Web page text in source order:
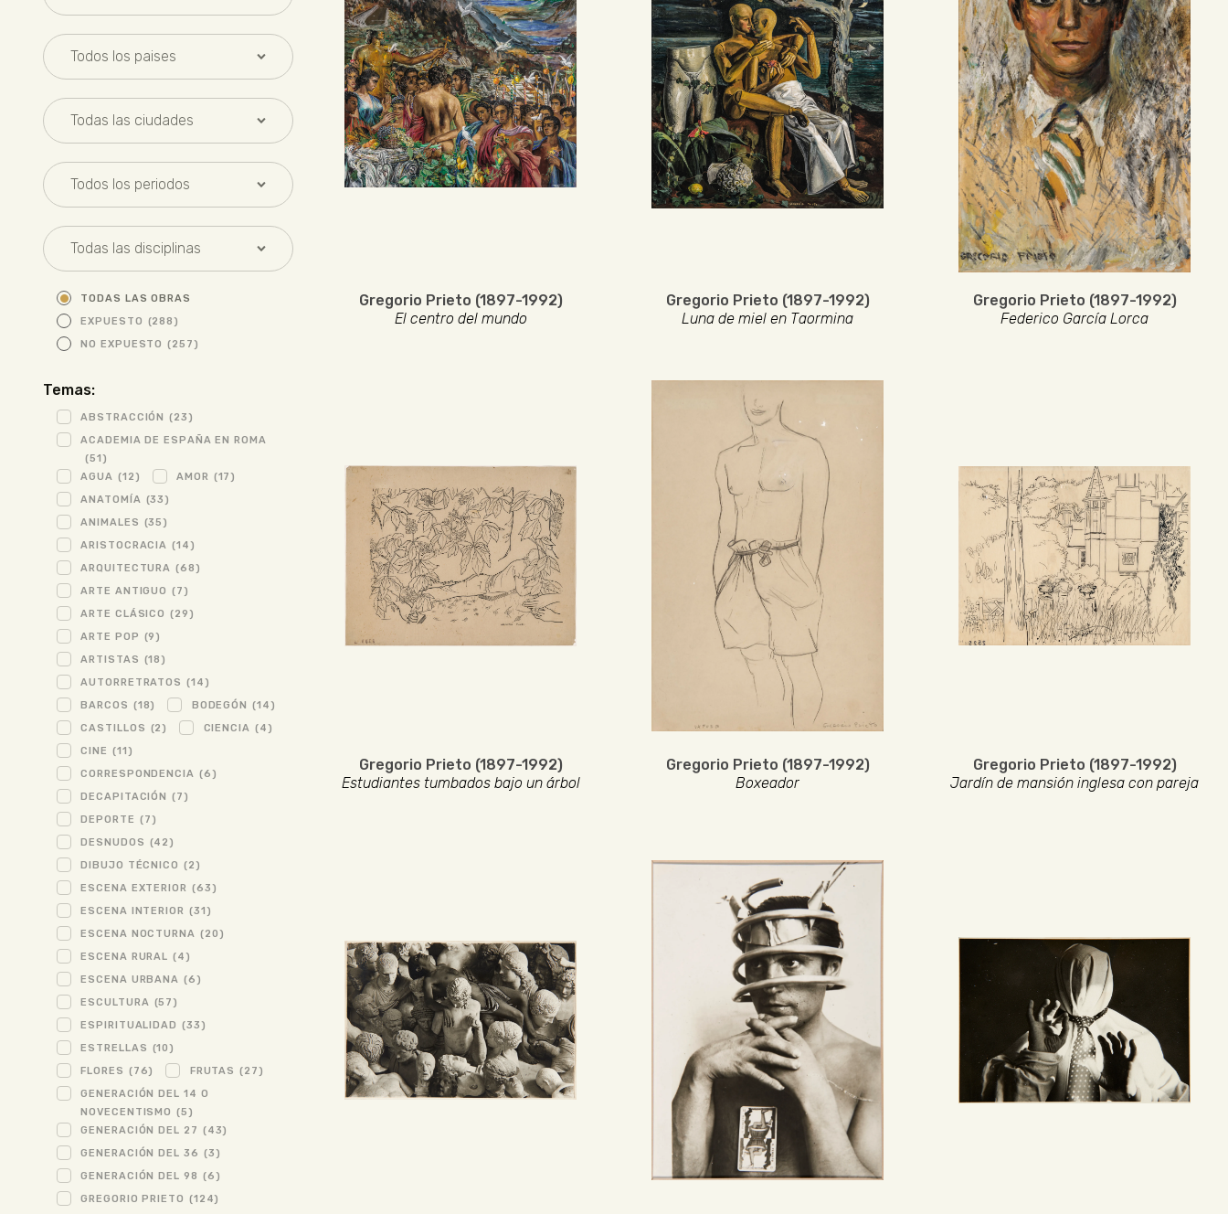
TODAS LAS OBRAS
EXPUESTO (288)
NO EXPUESTO (257)
Temas:
ABSTRACCIÓN (23)
ACADEMIA DE ESPAÑA EN ROMA
(51)
AGUA (12) AMOR (17)
ANATOMÍA (33)
ANIMALES (35)
ARISTOCRACIA (14)
ARQUITECTURA (68)
ARTE ANTIGUO (7)
ARTE CLÁSICO (29)
ARTE POP (9)
ARTISTAS (18)
AUTORRETRATOS (14)
BARCOS (18) BODEGÓN (14)
CASTILLOS (2) CIENCIA (4)
CINE (11)
CORRESPONDENCIA (6)
DECAPITACIÓN (7)
DEPORTE (7)
DESNUDOS (42)
DIBUJO TÉCNICO (2)
ESCENA EXTERIOR (63)
ESCENA INTERIOR (31)
ESCENA NOCTURNA (20)
ESCENA RURAL (4)
ESCENA URBANA (6)
ESCULTURA (57)
ESPIRITUALIDAD (33)
ESTRELLAS (10)
FLORES (76) FRUTAS (27)
GENERACIÓN DEL 14 O
NOVECENTISMO (5)
GENERACIÓN DEL 27 (43)
GENERACIÓN DEL 36 (3)
GENERACIÓN DEL 98 (6)
GREGORIO PRIETO (124)
Gregorio Prieto (1897-1992)
El centro del mundo
Gregorio Prieto (1897-1992)
Luna de miel en Taormina
Gregorio Prieto (1897-1992)
Federico García Lorca
Gregorio Prieto (1897-1992)
Estudiantes tumbados bajo un árbol
Gregorio Prieto (1897-1992)
Boxeador
Gregorio Prieto (1897-1992)
Jardín de mansión inglesa con pareja